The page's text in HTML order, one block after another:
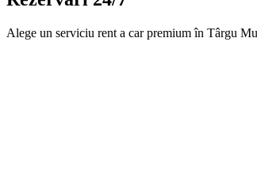
Alege un serviciu rent a car premium în Târgu